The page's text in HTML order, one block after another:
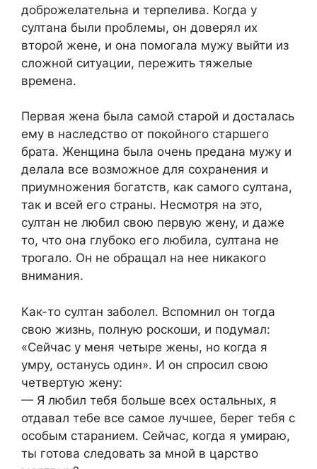
доброжелательна и терпелива. Когда у
султана были проблемы, он доверял их
второй жене, и она помогала мужу выйти из
сложной ситуации, пережить тяжелые
времена.
Первая жена была самой старой и досталась
ему в наследство от покойного старшего
брата. Женщина была очень предана мужу и
делала все возможное для сохранения и
приумножения богатств, как самого султана,
так и всей его страны. Несмотря на это,
султан не любил свою первую жену, и даже
то, что она глубоко его любила, султана не
трогало. Он не обращал на нее никакого
внимания.
Как-то султан заболел. Вспомнил он тогда
свою жизнь, полную роскоши, и подумал:
«Сейчас у меня четыре жены, но когда я
умру, останусь один». И он спросил свою
четвертую жену:
— Я любил тебя больше всех остальных, я
отдавал тебе все самое лучшее, берег тебя с
особым старанием. Сейчас, когда я умираю,
ты готова следовать за мной в царство